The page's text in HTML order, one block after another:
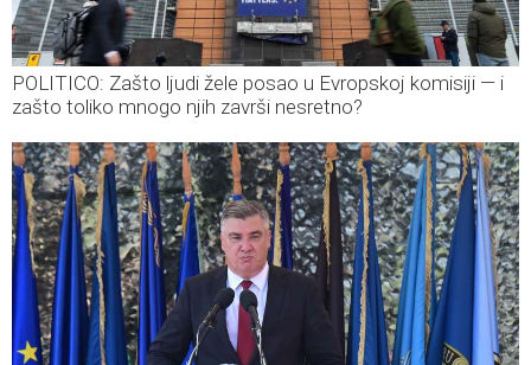
POLITICO: Zašto ljudi žele posao u Evropskoj komisiji — i
zašto toliko mnogo njih završi nesretno?